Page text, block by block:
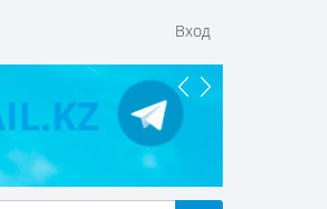
Вход